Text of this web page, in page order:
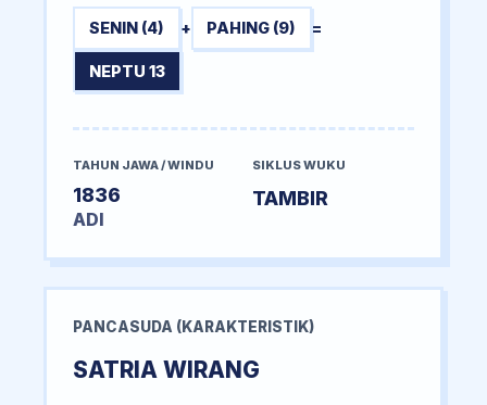
SENIN (4) + PAHING (9) =
NEPTU 13
TAHUN JAWA / WINDU
1836
ADI
SIKLUS WUKU
TAMBIR
PANCASUDA (KARAKTERISTIK)
SATRIA WIRANG